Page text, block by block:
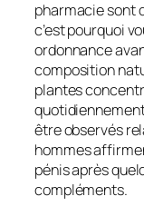
pharmacie sont
c’est pourquoi
ordonnance
composition
plantes
être observés
hommes
pénis après
compléments.